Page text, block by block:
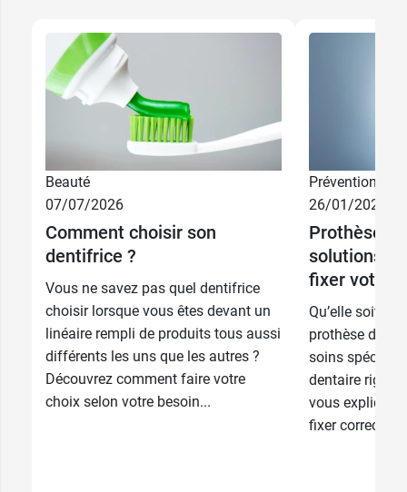
Beauté
07/07/2026
Comment choisir son
dentifrice ?
Vous ne savez pas quel dentifrice
choisir lorsque vous êtes devant un
linéaire rempli de produits tous aussi
différents les uns que les autres ?
Découvrez comment faire votre
choix selon votre besoin...
Prévention
26/01/2026
Prothèse
solutions
fixer votre
Qu’elle soit
prothèse
soins
dentaire
vous explique
fixer